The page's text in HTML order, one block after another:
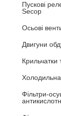
Пускові
Secop
Осьові
Двигуни
Крильчатки
Фільтри-